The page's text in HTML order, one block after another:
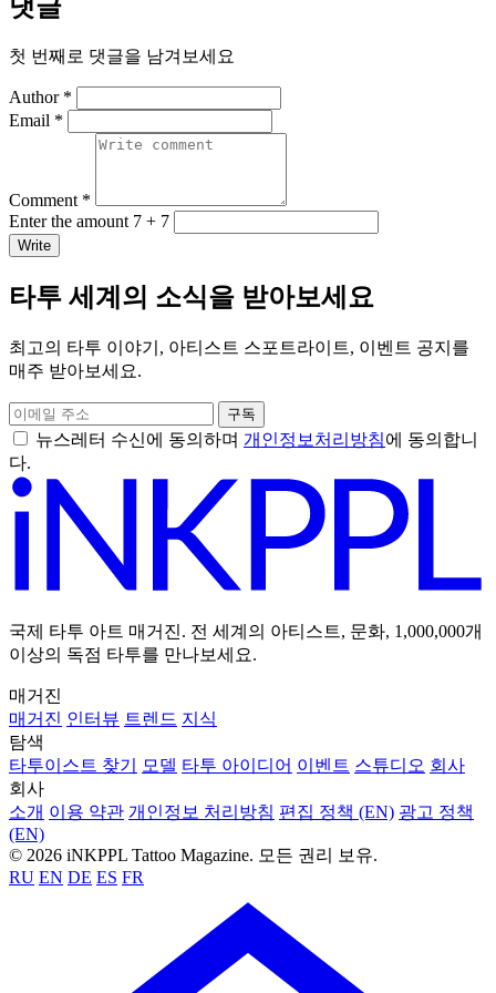
댓글
첫 번째로 댓글을 남겨보세요
Author *
Email *
Comment *
Enter the amount 7 + 7
Write
타투 세계의 소식을 받아보세요
최고의 타투 이야기, 아티스트 스포트라이트, 이벤트 공지를
매주 받아보세요.
구독
뉴스레터 수신에 동의하며 개인정보처리방침에 동의합니
다.
국제 타투 아트 매거진. 전 세계의 아티스트, 문화, 1,000,000개
이상의 독점 타투를 만나보세요.
매거진
매거진 인터뷰 트렌드 지식
탐색
타투이스트 찾기
모델 타투 아이디어 이벤트 스튜디오 회사
회사
소개 이용 약관 개인정보 처리방침 편집 정책 (EN) 광고 정책
(EN)
© 2026 iNKPPL Tattoo Magazine. 모든 권리 보유.
RU EN DE ES FR